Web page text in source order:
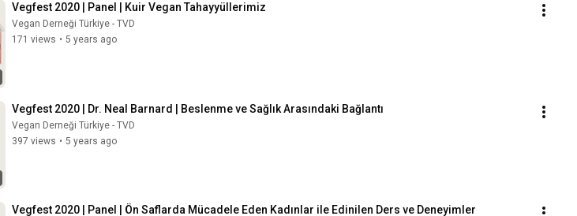
Vegfest 2020 | Panel | Kuir Vegan Tahayyüllerimiz
Vegan Derneği Türkiye - TVD
171 views • 5 years ago
Vegfest 2020 | Dr. Neal Barnard | Beslenme ve Sağlık Arasındaki Bağlantı
Vegan Derneği Türkiye - TVD
397 views • 5 years ago
Vegfest 2020 | Panel | Ön Saflarda Mücadele Eden Kadınlar ile Edinilen Ders ve Deneyimler